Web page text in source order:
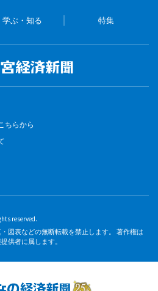
学ぶ・知る 特集
ちらから
reserved.
図表などの無断転載を禁止します。 著作権は
供者に属します。